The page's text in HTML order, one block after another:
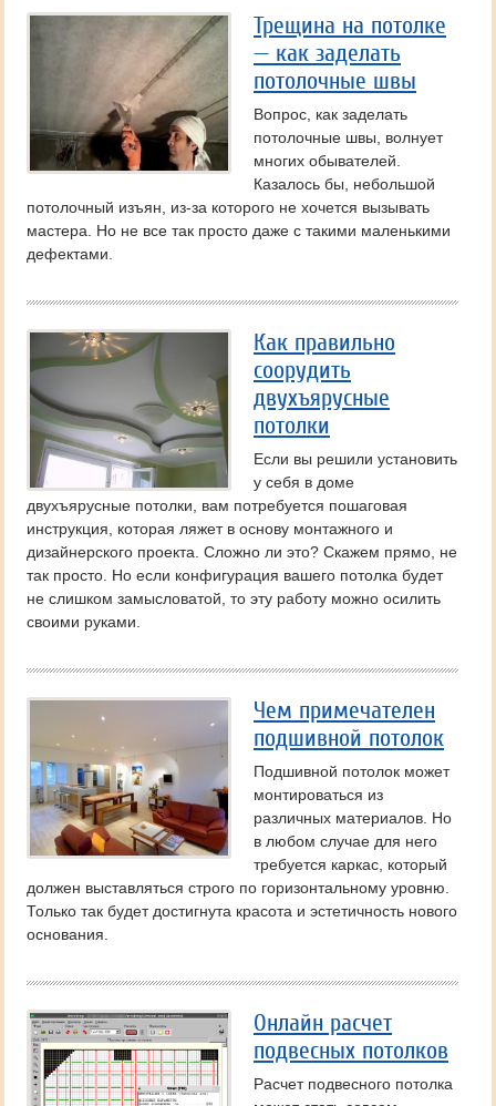
Трещина на потолке
— как заделать
потолочные швы
Вопрос, как заделать
потолочные швы, волнует
многих обывателей.
Казалось бы, небольшой
потолочный изъян, из-за которого не хочется вызывать
мастера. Но не все так просто даже с такими маленькими
дефектами.
Как правильно
соорудить
двухъярусные
потолки
Если вы решили установить
у себя в доме
двухъярусные потолки, вам потребуется пошаговая
инструкция, которая ляжет в основу монтажного и
дизайнерского проекта. Сложно ли это? Скажем прямо, не
так просто. Но если конфигурация вашего потолка будет
не слишком замысловатой, то эту работу можно осилить
своими руками.
Чем примечателен
подшивной потолок
Подшивной потолок может
монтироваться из
различных материалов. Но
в любом случае для него
требуется каркас, который
должен выставляться строго по горизонтальному уровню.
Только так будет достигнута красота и эстетичность нового
основания.
Онлайн расчет
подвесных потолков
Расчет подвесного потолка